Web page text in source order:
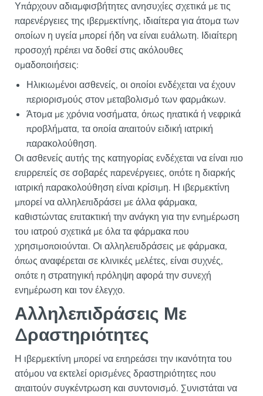
Υπάρχουν αδιαμφισβήτητες ανησυχίες σχετικά με τις
παρενέργειες της ιβερμεκτίνης, ιδιαίτερα για άτομα των
οποίων η υγεία μπορεί ήδη να είναι ευάλωτη. Ιδιαίτερη
προσοχή πρέπει να δοθεί στις ακόλουθες
ομαδοποιήσεις:
Ηλικιωμένοι ασθενείς, οι οποίοι ενδέχεται να έχουν
περιορισμούς στον μεταβολισμό των φαρμάκων.
Άτομα με χρόνια νοσήματα, όπως ηπατικά ή νεφρικά
προβλήματα, τα οποία απαιτούν ειδική ιατρική
παρακολούθηση.
Οι ασθενείς αυτής της κατηγορίας ενδέχεται να είναι πιο
επιρρεπείς σε σοβαρές παρενέργειες, οπότε η διαρκής
ιατρική παρακολούθηση είναι κρίσιμη. Η ιβερμεκτίνη
μπορεί να αλληλεπιδράσει με άλλα φάρμακα,
καθιστώντας επιτακτική την ανάγκη για την ενημέρωση
του ιατρού σχετικά με όλα τα φάρμακα που
χρησιμοποιούνται. Οι αλληλεπιδράσεις με φάρμακα,
όπως αναφέρεται σε κλινικές μελέτες, είναι συχνές,
οπότε η στρατηγική πρόληψη αφορά την συνεχή
ενημέρωση και τον έλεγχο.
Αλληλεπιδράσεις Με
Δραστηριότητες
Η ιβερμεκτίνη μπορεί να επηρεάσει την ικανότητα του
ατόμου να εκτελεί ορισμένες δραστηριότητες που
απαιτούν συγκέντρωση και συντονισμό. Συνιστάται να